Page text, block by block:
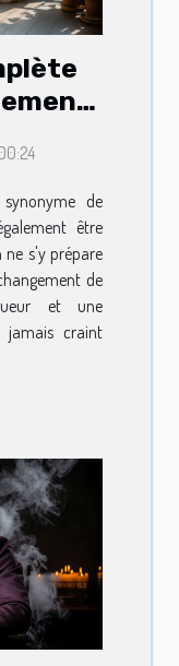
de
être
ne s'y prépare
de
et une
jamais craint